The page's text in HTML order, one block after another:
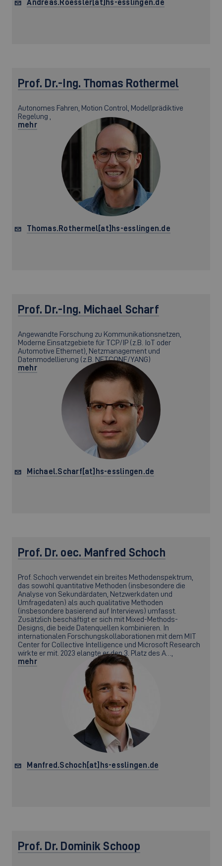
Andreas.Roessler[at]hs-esslingen.de
Prof. Dr.-Ing. Thomas Rothermel
Autonomes Fahren, Motion Control, Modellprädiktive
Regelung ,
mehr
Thomas.Rothermel[at]hs-esslingen.de
Prof. Dr.-Ing. Michael Scharf
Angewandte Forschung zu Kommunikationsnetzen,
Moderne Einsatzgebiete für TCP/IP (z.B. IoT oder
Automotive Ethernet), Netzmanagement und
Datenmodellierung (z.B. NETCONF/YANG)
mehr
Michael.Scharf[at]hs-esslingen.de
Prof. Dr. oec. Manfred Schoch
Prof. Schoch verwendet ein breites Methodenspektrum,
das sowohl quantitative Methoden (insbesondere die
Analyse von Sekundärdaten, Netzwerkdaten und
Umfragedaten) als auch qualitative Methoden
(insbesondere basierend auf Interviews) umfasst.
Zusätzlich beschäftigt er sich mit Mixed-Methods-
Designs, die beide Datenquellen kombinieren. In
internationalen Forschungskollaborationen mit dem MIT
Center for Collective Intelligence und Microsoft Research
wirkte er mit. 2023 elangte er den 3. Platz des A…,
mehr
Manfred.Schoch[at]hs-esslingen.de
Prof. Dr. Dominik Schoop